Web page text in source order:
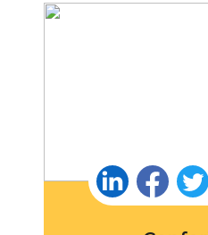
LinkedinFacebook